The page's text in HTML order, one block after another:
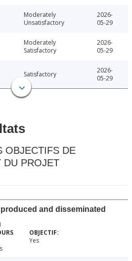
Moderately
Unsatisfactory
2026-
05-29
Moderately
Satisfactory
2026-
05-29
Satisfactory
2026-
05-29
OBJECTIFS DE
DU PROJET
and disseminated
Yes